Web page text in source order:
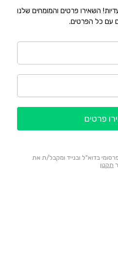
השאירו פרטים והמומחים שלנו
עם כל הפרטים.
בדוא"ל ובנייד ומקבל/ת את
תקנון
פרטים